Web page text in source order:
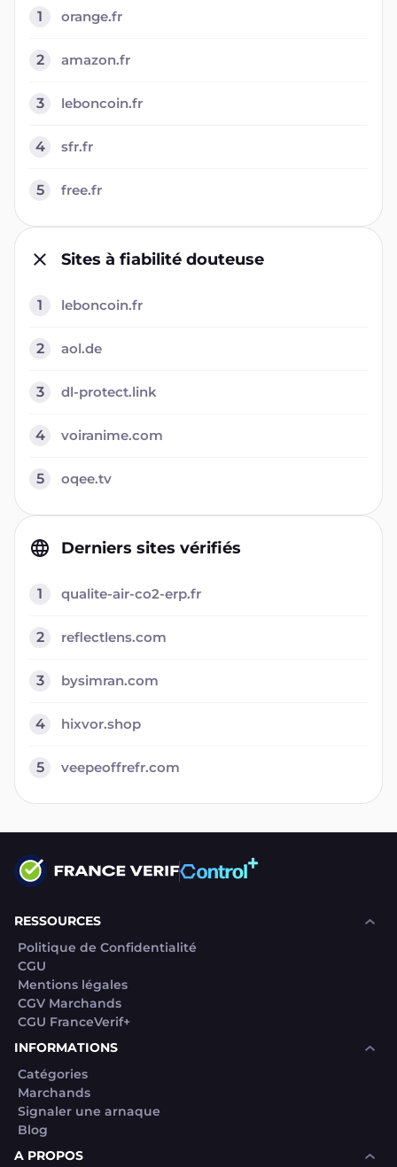
1 orange.fr
2 amazon.fr
3 leboncoin.fr
4 sfr.fr
5 free.fr
Sites à fiabilité douteuse
1 leboncoin.fr
2 aol.de
3 dl-protect.link
4 voiranime.com
5 oqee.tv
Derniers sites vérifiés
1 qualite-air-co2-erp.fr
2 reflectlens.com
3 bysimran.com
4 hixvor.shop
5 veepeoffrefr.com
RESSOURCES
Politique de Confidentialité
CGU
Mentions légales
CGV Marchands
CGU FranceVerif+
INFORMATIONS
Catégories
Marchands
Signaler une arnaque
Blog
A PROPOS